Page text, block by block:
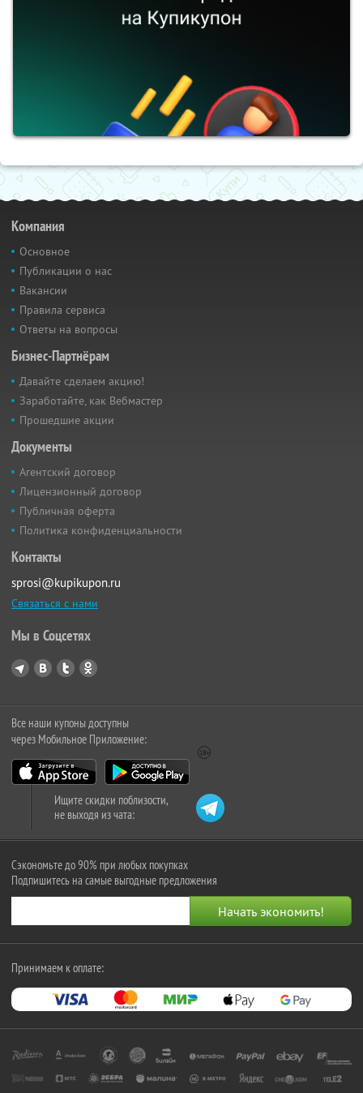
Компания
Основное
Публикации о нас
Вакансии
Правила сервиса
Ответы на вопросы
Бизнес-Партнёрам
Давайте сделаем акцию!
Заработайте, как Вебмастер
Прошедшие акции
Документы
Агентский договор
Лицензионный договор
Публичная оферта
Политика конфиденциальности
Контакты
sprosi@kupikupon.ru
Связаться с нами
Мы в Соцсетях
Все наши купоны доступны
через Мобильное Приложение:
Ищите скидки поблизости,
не выходя из чата:
Сэкономьте до 90% при любых покупках
Подпишитесь на самые выгодные предложения
Принимаем к оплате: